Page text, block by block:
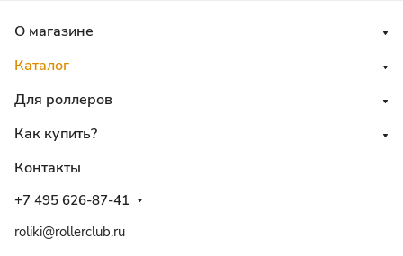
О магазине
Каталог
Для роллеров
Как купить?
Контакты
+7 495 626-87-41
roliki@rollerclub.ru